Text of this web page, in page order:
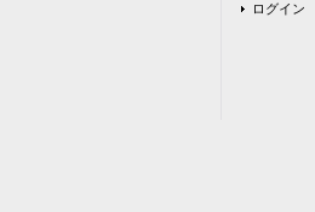
ログイン